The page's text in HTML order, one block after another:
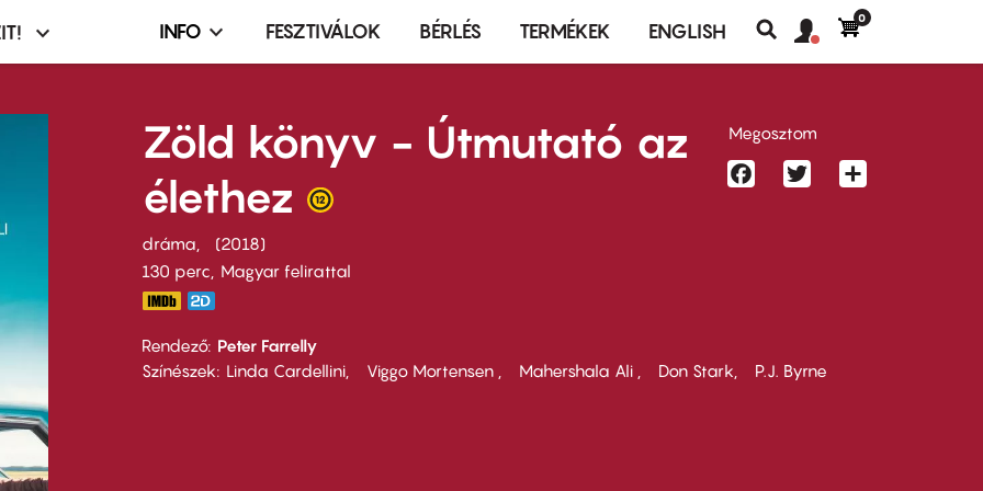
Infó,
terembérlés
menü
INFO FESZTIVÁLOK BÉRLÉS TERMÉKEK ENGLISH
Keresés
fiók
Felhasználói
0
Zöld könyv - Útmutató az
élethez
dráma
2018
130 perc,
Magyar felirattal
Rendező Peter Farrelly
Színészek
Linda Cardellini Viggo Mortensen Mahershala Ali Don Stark P.J. Byrne
Megosztom
FacebookTwitter